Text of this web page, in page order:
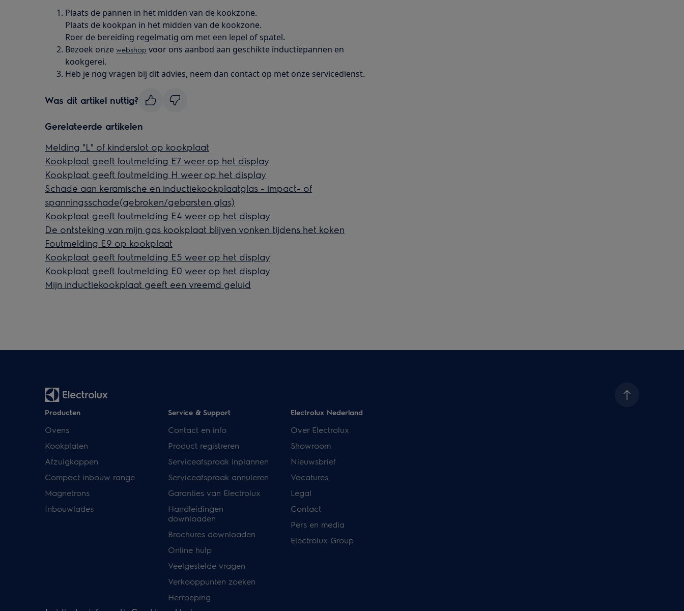
Plaats de pannen in het midden van de kookzone.
Plaats de kookpan in het midden van de kookzone.
Roer de bereiding regelmatig om met een lepel of spatel.
Bezoek onze webshop voor ons aanbod aan geschikte inductiepannen en
kookgerei.
Heb je nog vragen bij dit advies, neem dan contact op met onze servicedienst.
Was dit artikel nuttig?
Gerelateerde artikelen
Melding "L" of kinderslot op kookplaat
Kookplaat geeft foutmelding E7 weer op het display
Kookplaat geeft foutmelding H weer op het display
Schade aan keramische en inductiekookplaatglas - impact- of
spanningsschade(gebroken/gebarsten glas)
Kookplaat geeft foutmelding E4 weer op het display
De ontsteking van mijn gas kookplaat blijven vonken tijdens het koken
Foutmelding E9 op kookplaat
Kookplaat geeft foutmelding E5 weer op het display
Kookplaat geeft foutmelding E0 weer op het display
Mijn inductiekookplaat geeft een vreemd geluid
Producten
Ovens
Kookplaten
Afzuigkappen
Compact inbouw range
Magnetrons
Inbouwlades
Service & Support
Contact en info
Product registreren
Serviceafspraak inplannen
Serviceafspraak annuleren
Garanties van Electrolux
Handleidingen
downloaden
Brochures downloaden
Online hulp
Veelgestelde vragen
Verkooppunten zoeken
Herroeping
Electrolux Nederland
Over Electrolux
Showroom
Nieuwsbrief
Vacatures
Legal
Contact
Pers en media
Electrolux Group